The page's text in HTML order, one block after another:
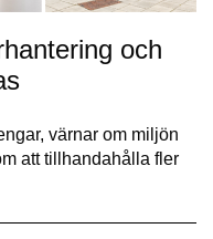
och
värnar om miljön
att tillhandahålla fler